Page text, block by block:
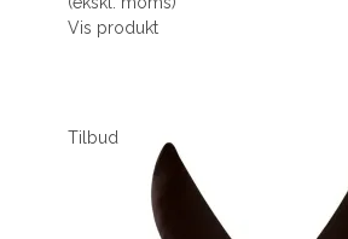
Vis produkt
Tilbud